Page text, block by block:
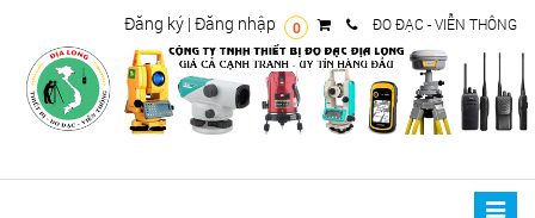
0 ĐO ĐẠC - VIỄN THÔNG
Đăng ký | Đăng nhập
Toggle